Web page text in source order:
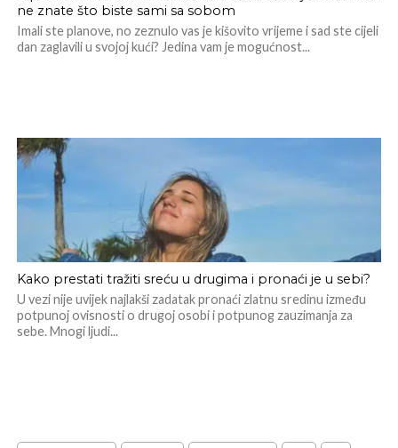
ne znate što biste sami sa sobom
Imali ste planove, no zeznulo vas je kišovito vrijeme i sad ste cijeli
dan zaglavili u svojoj kući? Jedina vam je mogućnost...
Kako prestati tražiti sreću u drugima i pronaći je u sebi?
U vezi nije uvijek najlakši zadatak pronaći zlatnu sredinu između
potpunoj ovisnosti o drugoj osobi i potpunog zauzimanja za
sebe. Mnogi ljudi...